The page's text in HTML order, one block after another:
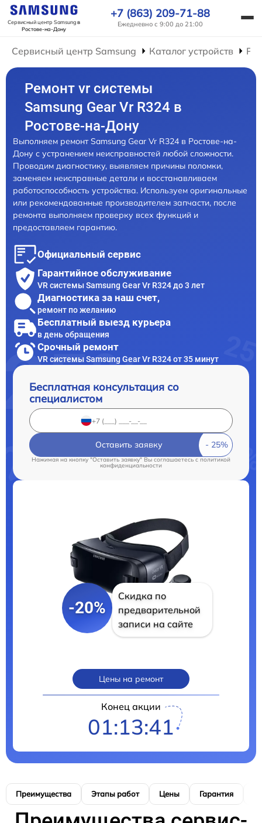
Сервисный центр Samsungв
Ростове-на-Дону
+7 (863) 209-71-88
Ежедневно с 9:00 до 21:00
Сервисный центр Samsung Каталог устройств
Ремонт vr системы
Samsung Gear Vr R324 в
Ростове-на-Дону
Выполняем ремонт Samsung Gear Vr R324 в Ростове-на-
Дону с устранением неисправностей любой сложности.
Проводим диагностику, выявляем причины поломки,
заменяем неисправные детали и восстанавливаем
работоспособность устройства. Используем оригинальные
или рекомендованные производителем запчасти, после
ремонта выполняем проверку всех функций и
предоставляем гарантию.
Официальный сервис
Гарантийное обслуживание
VR системы Samsung Gear Vr R324 до 3 лет
Диагностика за наш счет,
ремонт по желанию
Бесплатный выезд курьера
в день обращения
Срочный ремонт
VR системы Samsung Gear Vr R324 от 35 минут
Бесплатная консультация со
специалистом
Оставить заявку
Нажимая на кнопку "Оставить заявку" Вы соглашаетесь c политикой
конфиденциальности
-20%
Скидка по
предварительной
записи на сайте
Цены на ремонт
Конец акции
01:13:40
Преимущества Этапы работ Цены Гарантия